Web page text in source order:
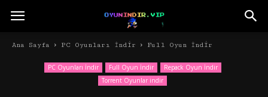
Ana Sayfa PC Oyunları İndir Full Oyun İndir
PC Oyunları İndir Full Oyun İndir
Repack Oyun İndir
Torrent Oyunlar indir